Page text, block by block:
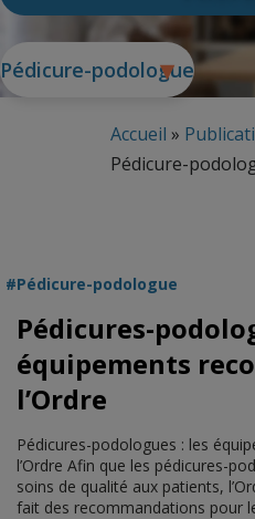
Pédicure-podologue
Accueil »
Pédicure-
Pédicure-podologue
Pédicures-
équipements
l’Ordre
Pédicures-podologues : les
l’Ordre Afin que les pédicures-
soins de qualité aux patients,
fait des recommandations pour